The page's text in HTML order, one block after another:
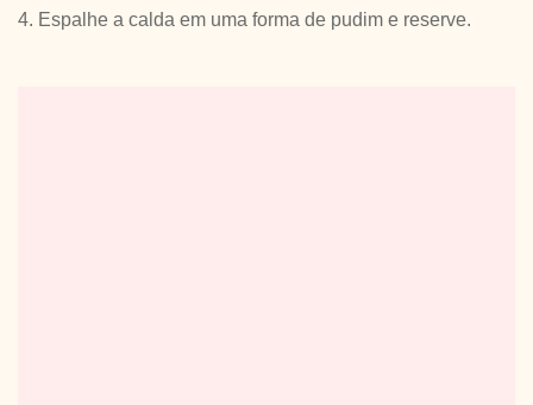
4. Espalhe a calda em uma forma de pudim e reserve.